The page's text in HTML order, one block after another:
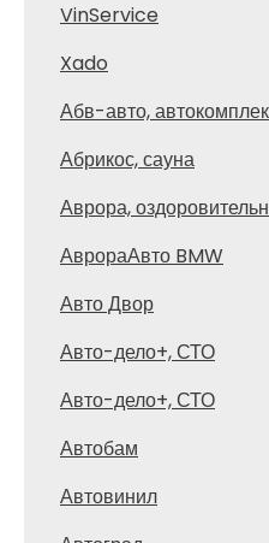
VinService
Xado
Абв-авто,
Абрикос, сауна
Аврора,
АврораАвто BMW
Авто Двор
Авто-дело+, СТО
Авто-дело+, СТО
Автобам
Автовинил